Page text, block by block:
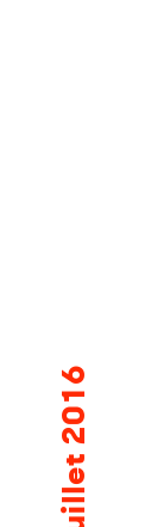
13 juillet 2016